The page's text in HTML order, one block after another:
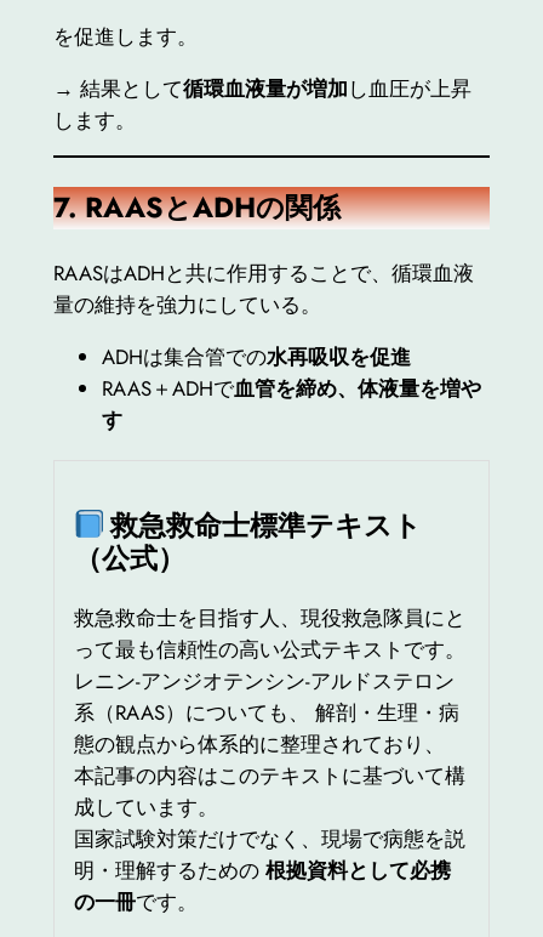
を促進します。
→ 結果として循環血液量が増加し血圧が上昇
します。
7. RAASとADHの関係
RAASはADHと共に作用することで、循環血液
量の維持を強力にしている。
ADHは集合管での水再吸収を促進
RAAS＋ADHで血管を締め、体液量を増や
す
救急救命士標準テキスト
（公式）
救急救命士を目指す人、現役救急隊員にと
って最も信頼性の高い公式テキストです。
レニン‐アンジオテンシン‐アルドステロン
系（RAAS）についても、 解剖・生理・病
態の観点から体系的に整理されており、
本記事の内容はこのテキストに基づいて構
成しています。
国家試験対策だけでなく、現場で病態を説
明・理解するための 根拠資料として必携
の一冊です。